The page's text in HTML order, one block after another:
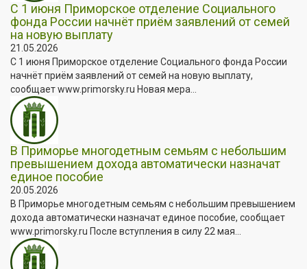
С 1 июня Приморское отделение Социального
фонда России начнёт приём заявлений от семей
на новую выплату
21.05.2026
С 1 июня Приморское отделение Социального фонда России
начнёт приём заявлений от семей на новую выплату,
сообщает www.primorsky.ru Новая мера...
В Приморье многодетным семьям с небольшим
превышением дохода автоматически назначат
единое пособие
20.05.2026
В Приморье многодетным семьям с небольшим превышением
дохода автоматически назначат единое пособие, сообщает
www.primorsky.ru После вступления в силу 22 мая...